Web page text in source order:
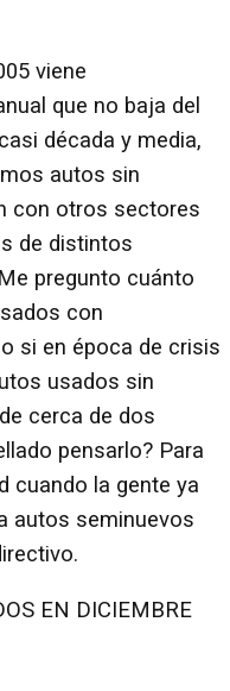
viene
que no baja del
década y media,
autos sin
con otros sectores
de distintos
pregunto cuánto
con
si en época de crisis
usados sin
cerca de dos
pensarlo? Para
cuando la gente ya
autos seminuevos
EN DICIEMBRE